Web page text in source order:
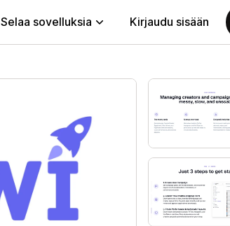
Selaa sovelluksia Kirjaudu sisään